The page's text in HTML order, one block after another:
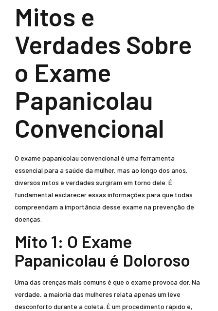
Mitos e
Verdades Sobre
o Exame
Papanicolau
Convencional
O exame papanicolau convencional é uma ferramenta
essencial para a saúde da mulher, mas ao longo dos anos,
diversos mitos e verdades surgiram em torno dele. É
fundamental esclarecer essas informações para que todas
compreendam a importância desse exame na prevenção de
doenças.
Mito 1: O Exame
Papanicolau é Doloroso
Uma das crenças mais comuns é que o exame provoca dor. Na
verdade, a maioria das mulheres relata apenas um leve
desconforto durante a coleta. É um procedimento rápido e,